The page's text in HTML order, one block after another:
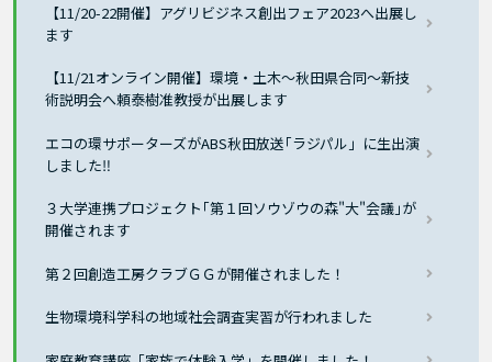
【11/20-22開催】アグリビジネス創出フェア2023へ出展し
ます
【11/21オンライン開催】環境・土木～秋田県合同～新技
術説明会へ頼泰樹准教授が出展します
エコの環サポーターズがABS秋田放送｢ラジパル」に生出演
しました‼
３大学連携プロジェクト｢第１回ソウゾウの森"大"会議｣が
開催されます
第２回創造工房クラブＧＧが開催されました！
生物環境科学科の地域社会調査実習が行われました